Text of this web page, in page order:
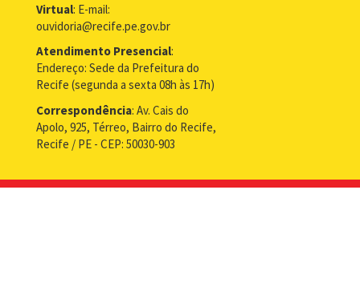
da
Ouvidoria
das
Mulheres
do
MPPE
Virtual: E-mail:
ouvidoria@recife.pe.gov.br
Atendimento Presencial:
Endereço: Sede da Prefeitura do
Recife (segunda a sexta 08h às 17h)
Correspondência: Av. Cais do
Apolo, 925, Térreo, Bairro do Recife,
Recife / PE - CEP: 50030-903